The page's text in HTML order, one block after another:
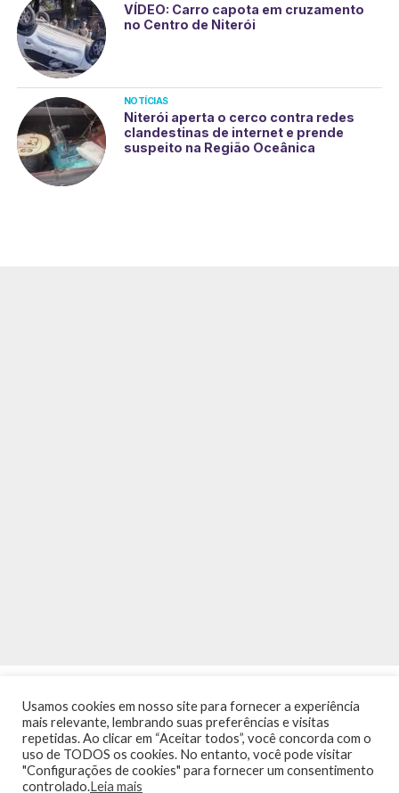
VÍDEO: Carro capota em cruzamento
no Centro de Niterói
NOTÍCIAS
Niterói aperta o cerco contra redes
clandestinas de internet e prende
suspeito na Região Oceânica
INÍCIO NOTÍCIAS AGENDA
Usamos cookies em nosso site para fornecer a experiência
mais relevante, lembrando suas preferências e visitas
repetidas. Ao clicar em “Aceitar todos”, você concorda com o
uso de TODOS os cookies. No entanto, você pode visitar
"Configurações de cookies" para fornecer um consentimento
controlado.Leia mais